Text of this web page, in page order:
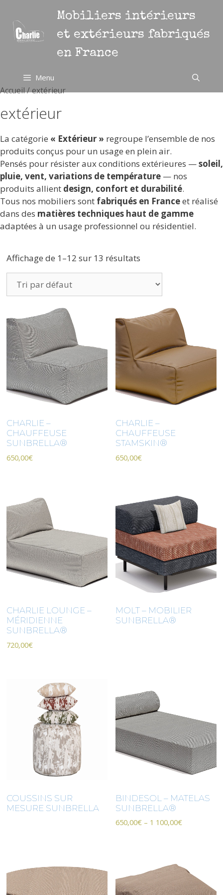
contenu
Mobiliers intérieurs
et extérieurs fabriqués
en France
Menu
Accueil/ extérieur
extérieur
La catégorie « Extérieur » regroupe l’ensemble de nos
produits conçus pour un usage en plein air.
Pensés pour résister aux conditions extérieures —soleil,
pluie, vent, variations de température — nos
produits allient design, confort et durabilité.
Tous nos mobiliers sont fabriqués en Franceet réalisé
dans des matières techniques haut de gamme
adaptées à un usage professionnel ou résidentiel.
Affichage de 1–12 sur 13 résultats
CHARLIE –
CHAUFFEUSE
SUNBRELLA®
650,00€
CHARLIE –
CHAUFFEUSE
STAMSKIN®
650,00€
CHARLIE LOUNGE –
MÉRIDIENNE
SUNBRELLA®
720,00€
MOLT – MOBILIER
SUNBRELLA®
COUSSINS SUR
MESURE SUNBRELLA
BINDESOL – MATELAS
SUNBRELLA®
650,00€ – 1 100,00€